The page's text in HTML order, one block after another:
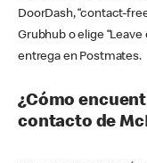
DoorDash, “contact-
Grubhub o elige
entrega en Postmates.
¿Cómo
contacto de